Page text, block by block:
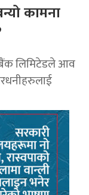
कामना
बैंक लिमिटेडले आव